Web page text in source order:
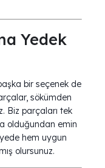
Yedek
bir seçenek de
sökümden
Biz parçaları tek
olduğundan emin
hem uygun
olursunuz.